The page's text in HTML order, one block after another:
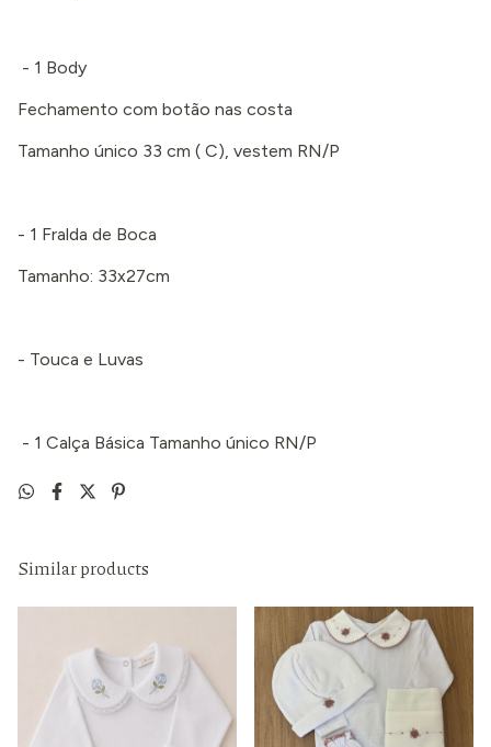
- 1 Body
Fechamento com botão nas costa
Tamanho único 33 cm ( C), vestem RN/P
- 1 Fralda de Boca
Tamanho: 33x27cm
- Touca e Luvas
- 1 Calça Básica Tamanho único RN/P
Similar products